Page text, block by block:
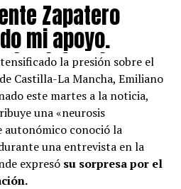
Zapatero
mi apoyo.
a la
de inocencia y
Rebeca
May 19,
2026
la presión sobre el
Castilla-La Mancha, Emiliano
este martes a la noticia,
una «neurosis
autonómico conoció la
una entrevista en la
expresó su sorpresa por el